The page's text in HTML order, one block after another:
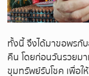
หวยหุ้นนิเคอิ บ่าย
หวยหุ้นฮั่งเส็ง เช้า
หวยหุ้นฮั่งเส็ง บ่าย
ทั้งนี้ จึงได้มาขอพรกั
คืน โดยก่อนวันรวยม
ขุมทรัพย์รับโชค เพื่อใ